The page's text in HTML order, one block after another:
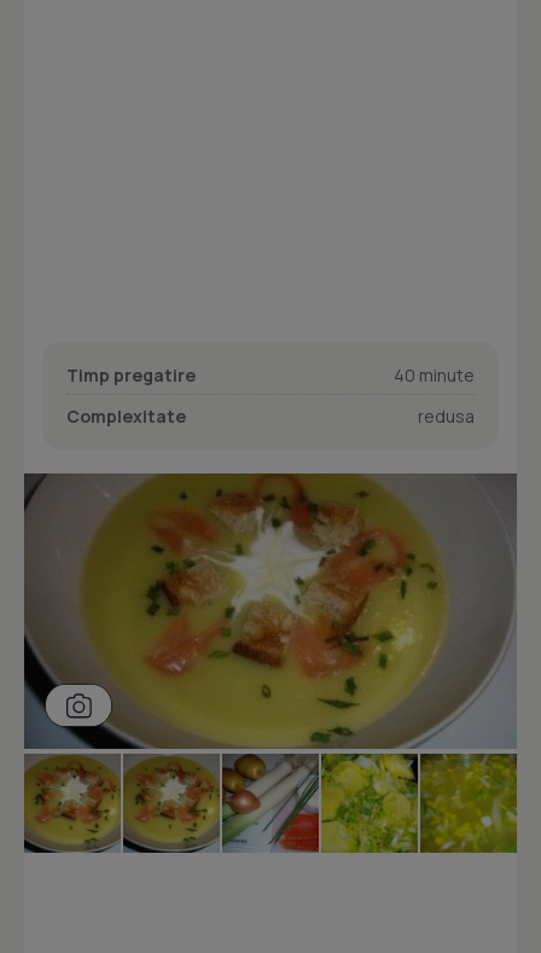
Timp pregatire
40 minute
Complexitate
redusa